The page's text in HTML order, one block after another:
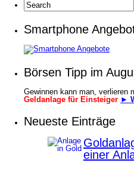
Smartphone
Börsen Tipp im
Gewinnen kann man, verlieren
Geldanlage für Einsteiger ►
Neueste Einträge
einer